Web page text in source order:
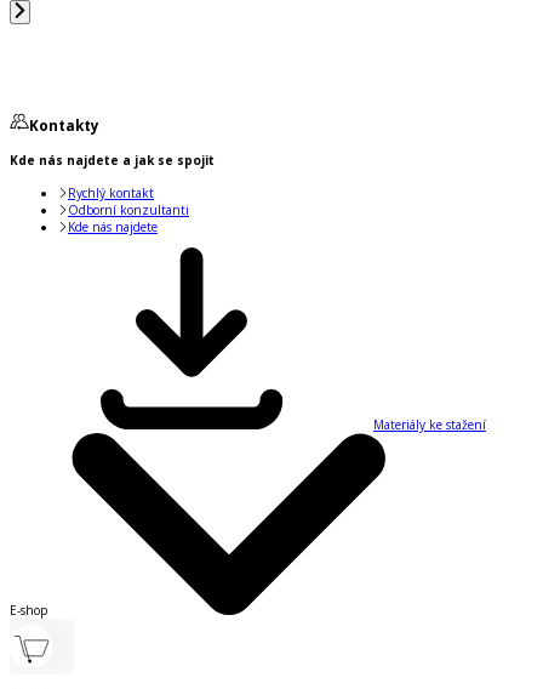
Kontakty
Kde nás najdete a jak se spojit
Rychlý kontakt
Odborní konzultanti
Kde nás najdete
Materiály ke stažení
E-shop